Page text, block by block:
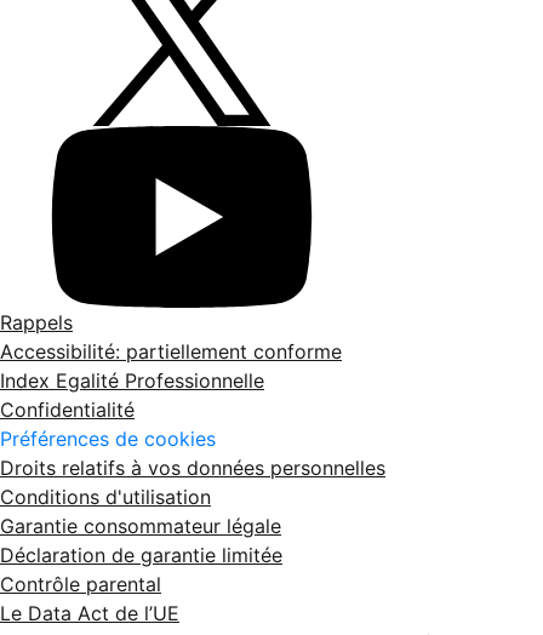
Rappels
Accessibilité: partiellement conforme
Index Egalité Professionnelle
Confidentialité
Préférences de cookies
Droits relatifs à vos données personnelles
Conditions d'utilisation
Garantie consommateur légale
Déclaration de garantie limitée
Contrôle parental
Le Data Act de l’UE